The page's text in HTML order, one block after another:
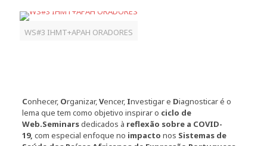
WS#3 IHMT+APAH ORADORES
Conhecer, Organizar,Vencer, Investigar e Diagnosticar é o
lema que tem como objetivo inspirar o ciclo de
Web.Seminarsdedicados à reflexão sobre a COVID-
19, com especial enfoque no impacto nos Sistemas de